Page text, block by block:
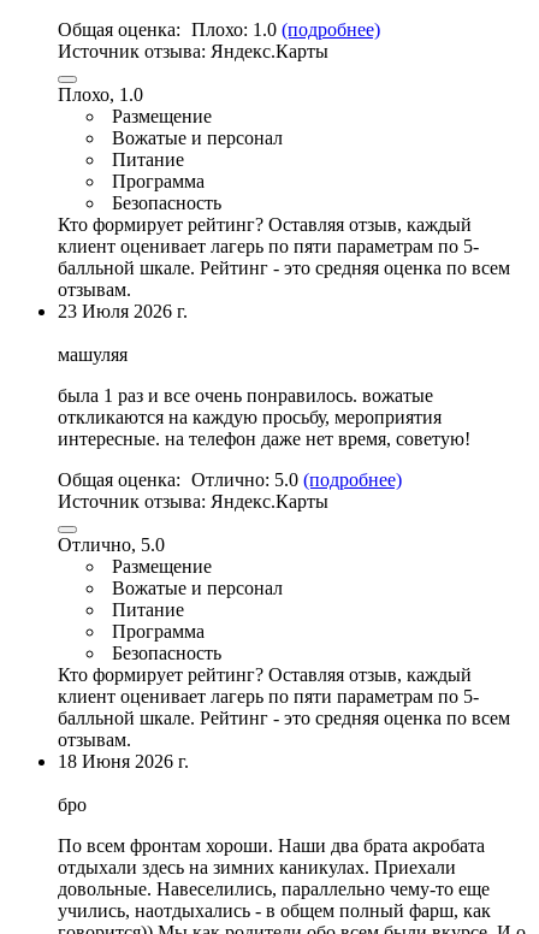
Общая оценка: Плохо: 1.0 (подробнее)
Источник отзыва: Яндекс.Карты
Плохо, 1.0
Размещение
Вожатые и персонал
Питание
Программа
Безопасность
Кто формирует рейтинг? Оставляя отзыв, каждый
клиент оценивает лагерь по пяти параметрам по 5-
балльной шкале. Рейтинг - это средняя оценка по всем
отзывам.
23 Июля 2026 г.
машуляя
была 1 раз и все очень понравилось. вожатые
откликаются на каждую просьбу, мероприятия
интересные. на телефон даже нет время, советую!
Общая оценка: Отлично: 5.0 (подробнее)
Источник отзыва: Яндекс.Карты
Отлично, 5.0
Размещение
Вожатые и персонал
Питание
Программа
Безопасность
Кто формирует рейтинг? Оставляя отзыв, каждый
клиент оценивает лагерь по пяти параметрам по 5-
балльной шкале. Рейтинг - это средняя оценка по всем
отзывам.
18 Июня 2026 г.
бро
По всем фронтам хороши. Наши два брата акробата
отдыхали здесь на зимних каникулах. Приехали
довольные. Навеселились, параллельно чему-то еще
учились, наотдыхались - в общем полный фарш, как